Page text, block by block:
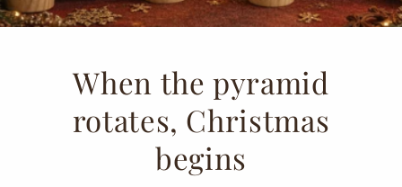
When the pyramid
rotates, Christmas
begins